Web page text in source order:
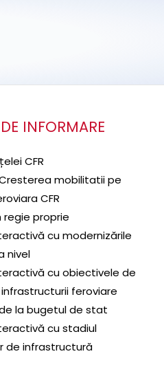
INFORMARE
CFR
mobilitatii pe
CFR
regie proprie
cu modernizările
nivel
cu obiectivele de
feroviare
la bugetul de stat
cu stadiul
de infrastructură